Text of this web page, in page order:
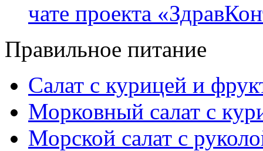
чате проекта
Правильное питание
Салат с курицей и
Морковный салат с
Морской салат с